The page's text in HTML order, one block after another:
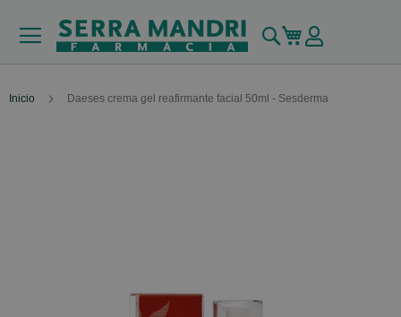
Buscar
Mi carrito
Inicio Daeses crema gel reafirmante facial 50ml - Sesderma